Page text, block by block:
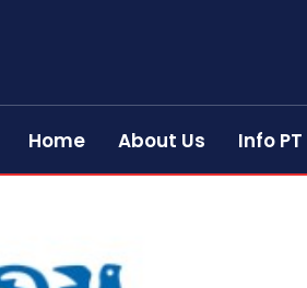
Home About Us Info PT